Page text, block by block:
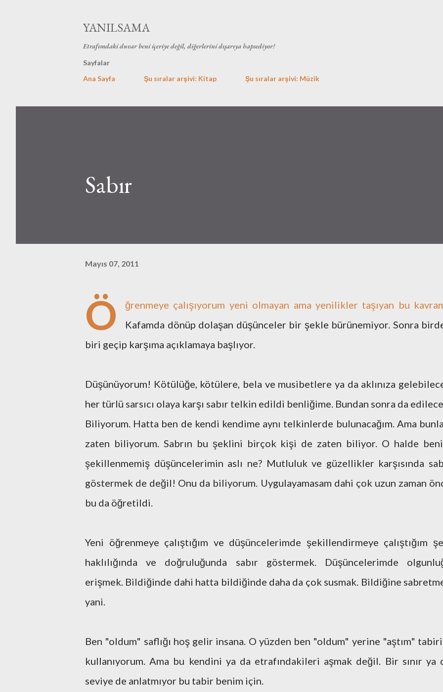
YANILSAMA
Etrafımdaki duvar beni içeriye değil, diğerlerini dışarıya hapsediyor!
Sayfalar
Ana Sayfa
Şu sıralar arşivi: Kitap Şu sıralar arşivi: Müzik
Sabır
Mayıs 07, 2011
Ö
ğrenmeye çalışıyorum yeni olmayan ama yenilikler taşıyan bu
Kafamda dönüp dolaşan düşünceler bir şekle bürünemiyor. Sonra
biri geçip karşıma açıklamaya başlıyor.
Düşünüyorum! Kötülüğe, kötülere, bela ve musibetlere ya da aklınıza
her türlü sarsıcı olaya karşı sabır telkin edildi benliğime. Bundan sonra da
Biliyorum. Hatta ben de kendi kendime aynı telkinlerde bulunacağım. Ama
zaten biliyorum. Sabrın bu şeklini birçok kişi de zaten biliyor. O halde
şekillenmemiş düşüncelerimin aslı ne? Mutluluk ve güzellikler karşısında
göstermek de değil! Onu da biliyorum. Uygulayamasam dahi çok uzun zaman
bu da öğretildi.
Yeni öğrenmeye çalıştığım ve düşüncelerimde şekillendirmeye çalıştığım
haklılığında ve doğruluğunda sabır göstermek. Düşüncelerimde
erişmek. Bildiğinde dahi hatta bildiğinde daha da çok susmak. Bildiğine
yani.
Ben "oldum" saflığı hoş gelir insana. O yüzden ben "oldum" yerine "aştım"
kullanıyorum. Ama bu kendini ya da etrafındakileri aşmak değil. Bir sınır ya
seviye de anlatmıyor bu tabir benim için.